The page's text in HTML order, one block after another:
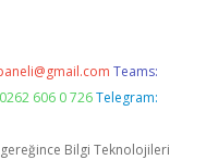
Teams:
606 0 726 Telegram:
gereğince Bilgi Teknolojileri